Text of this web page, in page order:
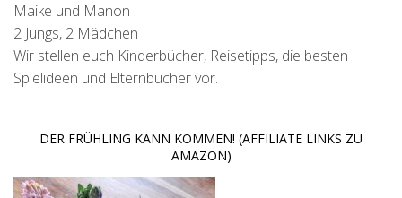
Maike und Manon
2 Jungs, 2 Mädchen
Wir stellen euch Kinderbücher, Reisetipps, die besten
Spielideen und Elternbücher vor.
DER FRÜHLING KANN KOMMEN! (AFFILIATE LINKS ZU
AMAZON)